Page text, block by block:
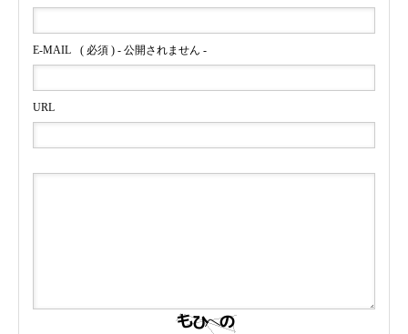
E-MAIL ( 必須 ) - 公開されません -
URL